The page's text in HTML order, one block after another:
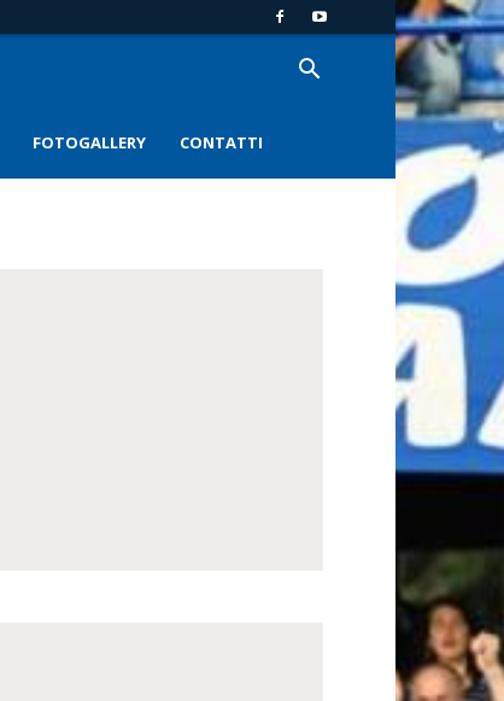
FOTOGALLERY CONTATTI